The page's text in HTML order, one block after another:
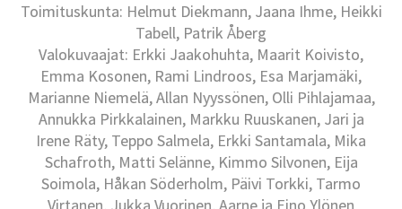
Toimituskunta: Helmut Diekmann, Jaana Ihme, Heikki
Tabell, Patrik Åberg
Valokuvaajat: Erkki Jaakohuhta, Maarit Koivisto,
Emma Kosonen, Rami Lindroos, Esa Marjamäki,
Marianne Niemelä, Allan Nyyssönen, Olli Pihlajamaa,
Annukka Pirkkalainen, Markku Ruuskanen, Jari ja
Irene Räty, Teppo Salmela, Erkki Santamala, Mika
Schafroth, Matti Selänne, Kimmo Silvonen, Eija
Soimola, Håkan Söderholm, Päivi Torkki, Tarmo